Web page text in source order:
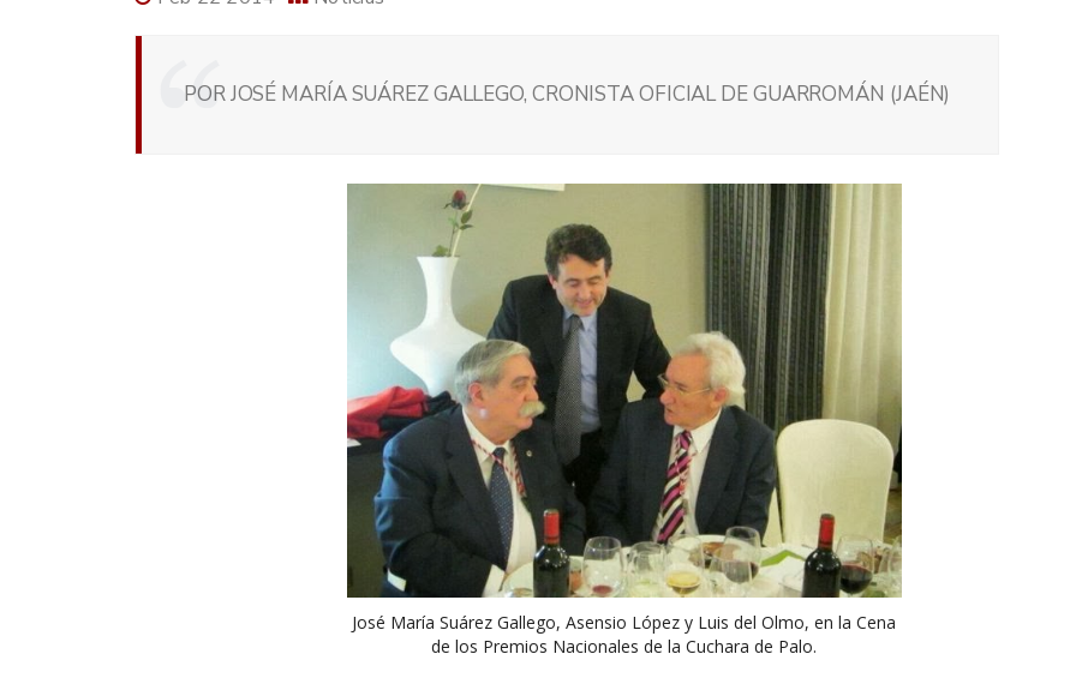
POR JOSÉ MARÍA SUÁREZ GALLEGO, CRONISTA OFICIAL DE GUARROMÁN (JAÉN)
José María Suárez Gallego, Asensio López y Luis del Olmo, en la Cena
de los Premios Nacionales de la Cuchara de Palo.